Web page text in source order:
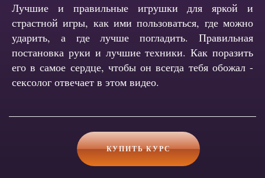
Лучшие и правильные игрушки для яркой и
страстной игры, как ими пользоваться, где можно
ударить, а где лучше погладить. Правильная
постановка руки и лучшие техники. Как поразить
его в самое сердце, чтобы он всегда тебя обожал -
сексолог отвечает в этом видео.
КУПИТЬ КУРС